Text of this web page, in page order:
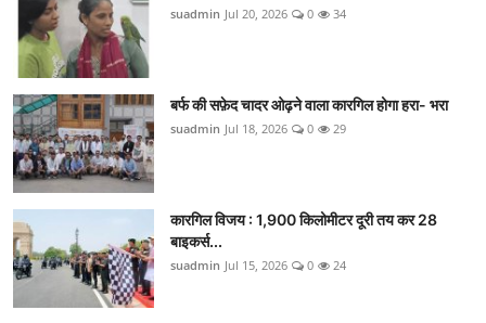
suadmin Jul 20, 2026 0 34
बर्फ की सफ़ेद चादर ओढ़ने वाला कारगिल होगा हरा- भरा
suadmin Jul 18, 2026 0 29
कारगिल विजय : 1,900 किलोमीटर दूरी तय कर 28
बाइकर्स...
suadmin Jul 15, 2026 0 24